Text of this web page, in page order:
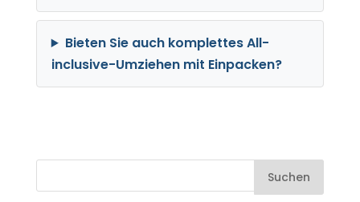
Bieten Sie auch komplettes All-
inclusive-Umziehen mit Einpacken?
Suchen